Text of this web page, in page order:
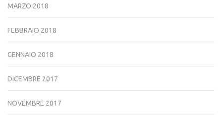
MARZO 2018
FEBBRAIO 2018
GENNAIO 2018
DICEMBRE 2017
NOVEMBRE 2017